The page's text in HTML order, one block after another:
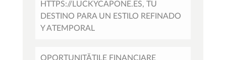
HTTPS://LUCKYCAPONE.ES, TU
DESTINO PARA UN ESTILO REFINADO
Y ATEMPORAL
OPORTUNITĂȚILE FINANCIARE